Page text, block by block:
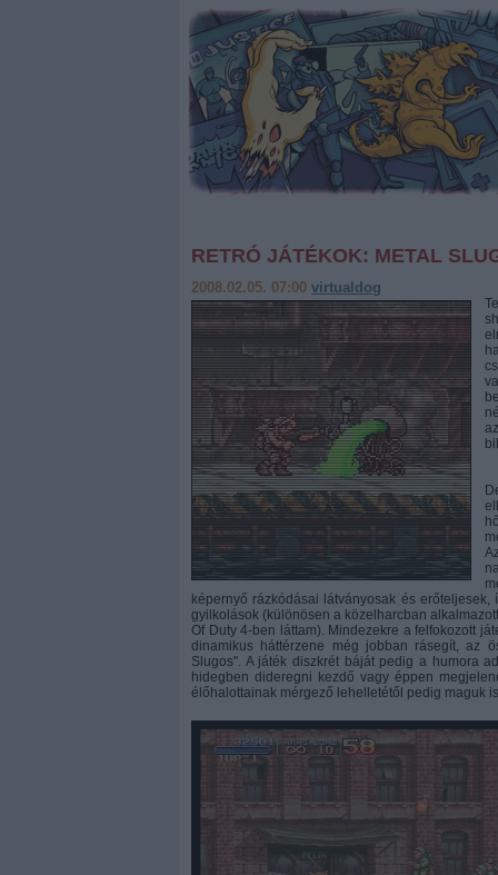
RETRÓ JÁTÉKOK: METAL
2008.02.05. 07:00 virtualdog
képernyő rázkódásai látványosak és
gyilkolások (különösen a közelharcban
Of Duty 4-ben láttam). Mindezekre a felfokozott
dinamikus háttérzene még jobban rásegít, az
Slugos". A játék diszkrét báját pedig a humora
hidegben dideregni kezdő vagy éppen
élőhalottainak mérgező lehelletétől pedig maguk